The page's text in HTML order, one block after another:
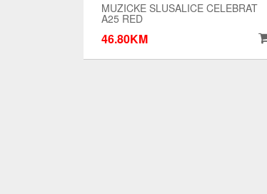
MUZICKE SLUSALICE CELEBRAT
A25 RED
46.80KM